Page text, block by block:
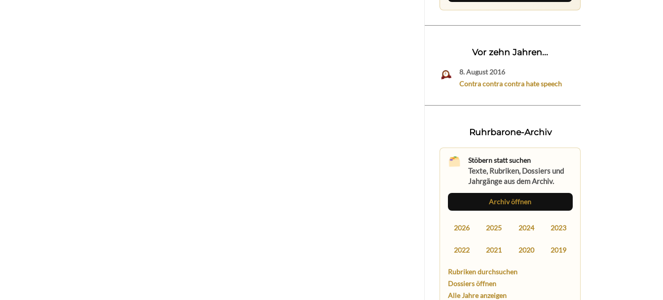
Vor zehn Jahren...
8. August 2016
Contra contra contra hate speech
Ruhrbarone-Archiv
Stöbern statt suchen
Texte, Rubriken, Dossiers und
Jahrgänge aus dem Archiv.
Archiv öffnen
2026 2025 2024 2023
2022 2021 2020 2019
Rubriken durchsuchen
Dossiers öffnen
Alle Jahre anzeigen